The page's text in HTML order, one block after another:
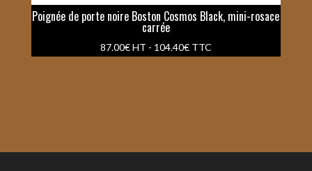
Poignée de porte noire Boston Cosmos Black, mini-rosace
carrée
87.00€HT - 104.40€TTC